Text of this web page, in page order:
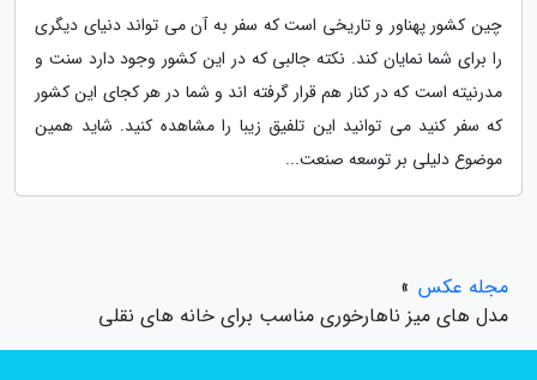
چین کشور پهناور و تاریخی است که سفر به آن می تواند دنیای دیگری
را برای شما نمایان کند. نکته جالبی که در این کشور وجود دارد سنت و
مدرنیته است که در کنار هم قرار گرفته اند و شما در هر کجای این کشور
که سفر کنید می توانید این تلفیق زیبا را مشاهده کنید. شاید همین
موضوع دلیلی بر توسعه صنعت...
مجله عکس »
مدل های میز ناهارخوری مناسب برای خانه های نقلی